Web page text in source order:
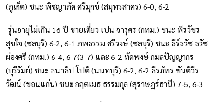
(ภูเก็ต) ชนะ พิชญาภัค ศรีมุกข์ (สมุทรสาคร) 6-0, 6-2
รุ่นอายุไม่เกิน 16 ปี ชายเดี่ยว เปน จารุศร (กทม.) ชนะ พีรวัชร
สุขใจ (ชลบุรี) 6-2, 6-1 ภพธรรม ศรีวงษ์ (ชลบุรี) ชนะ ธีร์ธวัช ธวัช
ผ่องศรี (กทม.) 6-4, 6-7(3-7) และ 6-2 ทัดพงษ์ กมลปัญญากร
(บุรีรัมย์) ชนะ ธนาธิป โปติ (นนทบุรี) 6-2, 6-2 ธีรภัทร ขันติวีร
วัฒน์ (ขอนแก่น) ชนะ กฤตเมธ ธรรมกุล (สุราษฎร์ธานี) 7-5, 6-3